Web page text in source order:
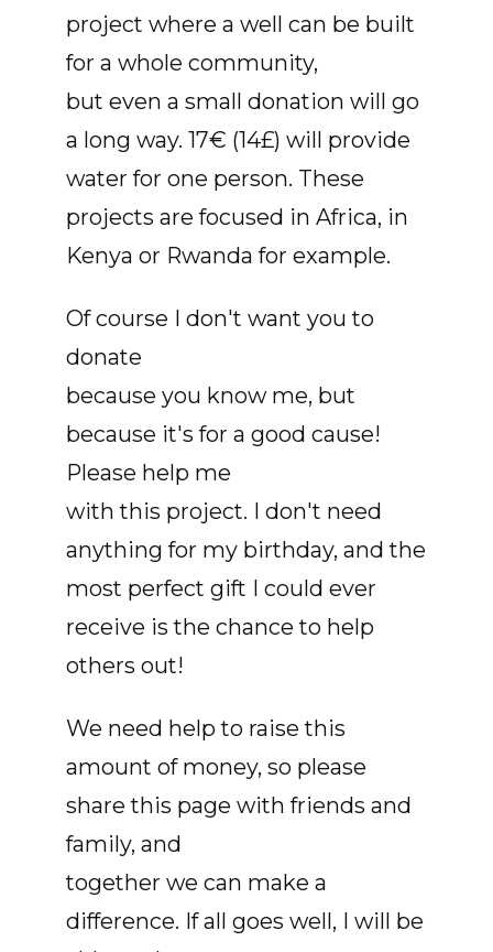
project where a well can be built
for a whole community,
but even a small donation will go
a long way. 17€ (14£) will provide
water for one person. These
projects are focused in Africa, in
Kenya or Rwanda for example.
Of course I don't want you to
donate
because you know me, but
because it's for a good cause!
Please help me
with this project. I don't need
anything for my birthday, and the
most perfect gift I could ever
receive is the chance to help
others out!
We need help to raise this
amount of money, so please
share this page with friends and
family, and
together we can make a
difference. If all goes well, I will be